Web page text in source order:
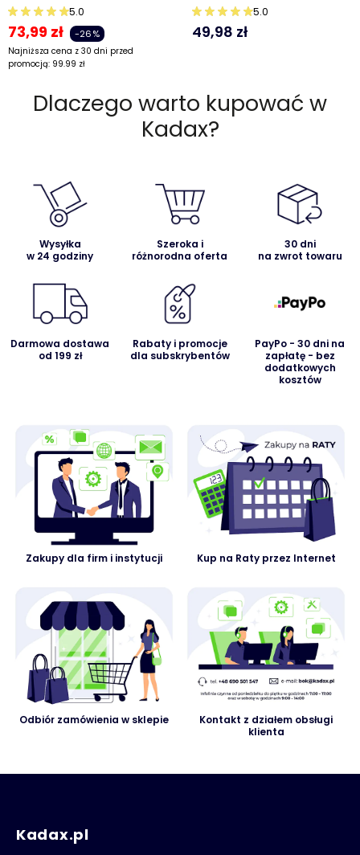
5.0
73,99 zł -26%
Najniższa cena z 30 dni przed
promocją: 99.99 zł
5.0
49,98 zł
Dlaczego warto kupować w
Kadax?
Wysyłka
w 24 godziny
Szeroka i
różnorodna oferta
30 dni
na zwrot towaru
Darmowa dostawa
od 199 zł
Rabaty i promocje
dla subskrybentów
PayPo - 30 dni na
zapłatę - bez
dodatkowych
kosztów
Zakupy dla firm i instytucji Kup na Raty przez Internet
Odbiór zamówienia w sklepie
Kontakt z działem obsługi
klienta
Kadax.pl